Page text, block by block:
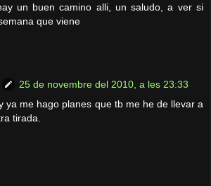
un buen camino alli, un saludo, a ver si
que viene
25 de novembre del 2010, a les 23:33
ya me hago planes que tb me he de llevar a
tirada.